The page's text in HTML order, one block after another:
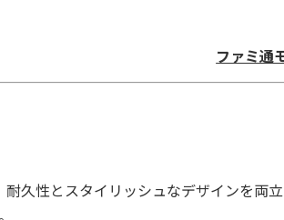
ファミ通
久性とスタイリッシュなデザインを両